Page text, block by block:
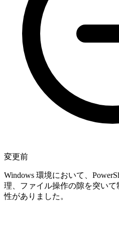
変更前
Windows 環境において、
理、ファイル操作の隙を突い
性がありました。